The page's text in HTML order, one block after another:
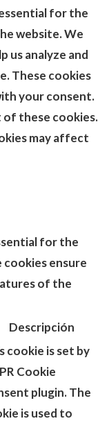
for the
website. We
us analyze and
These cookies
your consent.
these cookies.
may affect
for the
ensure
of the
Descripción
cookie is set by
Cookie
plugin. The
is used to